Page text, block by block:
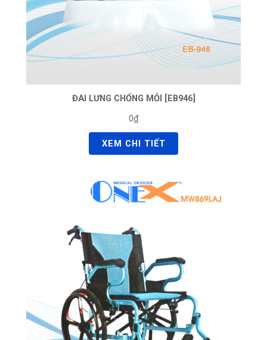
ĐAI LƯNG CHỐNG MỎI [EB946]
0₫
XEM CHI TIẾT